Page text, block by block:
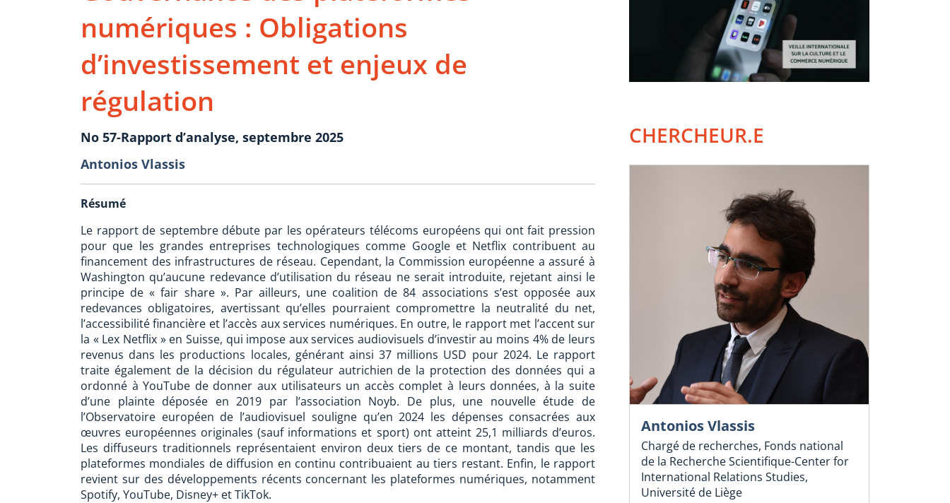
numériques : Obligations
d’investissement et enjeux de
régulation
No 57-Rapport d’analyse, septembre 2025
Antonios Vlassis
Résumé
Le rapport de septembre débute par les opérateurs télécoms européens qui ont fait pression
pour que les grandes entreprises technologiques comme Google et Netflix contribuent au
financement des infrastructures de réseau. Cependant, la Commission européenne a assuré à
Washington qu’aucune redevance d’utilisation du réseau ne serait introduite, rejetant ainsi le
principe de « fair share ». Par ailleurs, une coalition de 84 associations s’est opposée aux
redevances obligatoires, avertissant qu’elles pourraient compromettre la neutralité du net,
l’accessibilité financière et l’accès aux services numériques. En outre, le rapport met l’accent sur
la « Lex Netflix » en Suisse, qui impose aux services audiovisuels d’investir au moins 4% de leurs
revenus dans les productions locales, générant ainsi 37 millions USD pour 2024. Le rapport
traite également de la décision du régulateur autrichien de la protection des données qui a
ordonné à YouTube de donner aux utilisateurs un accès complet à leurs données, à la suite
d’une plainte déposée en 2019 par l’association Noyb. De plus, une nouvelle étude de
l’Observatoire européen de l’audiovisuel souligne qu’en 2024 les dépenses consacrées aux
œuvres européennes originales (sauf informations et sport) ont atteint 25,1 milliards d’euros.
Les diffuseurs traditionnels représentaient environ deux tiers de ce montant, tandis que les
plateformes mondiales de diffusion en continu contribuaient au tiers restant. Enfin, le rapport
revient sur des développements récents concernant les plateformes numériques, notamment
Spotify, YouTube, Disney+ et TikTok.
CHERCHEUR.E
Antonios Vlassis
Chargé de recherches, Fonds national
de la Recherche Scientifique-Center for
International Relations Studies,
Université de Liège